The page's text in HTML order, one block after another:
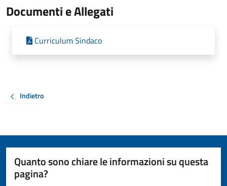
Documenti e Allegati
Curriculum Sindaco
Indietro
Quanto sono chiare le informazioni su questa
pagina?